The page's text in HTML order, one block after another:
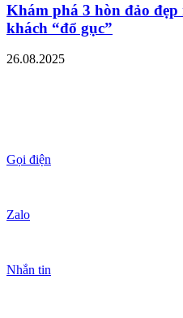
Khám phá 3 hòn đảo
khách “đổ gục”
26.08.2025
Gọi điện
Zalo
Nhắn tin